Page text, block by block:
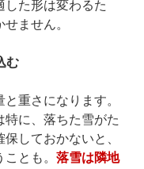
した形は変わるた
ません。
む
重さになります。
に、落ちた雪がた
しておかないと、
とも。 落雪は隣地